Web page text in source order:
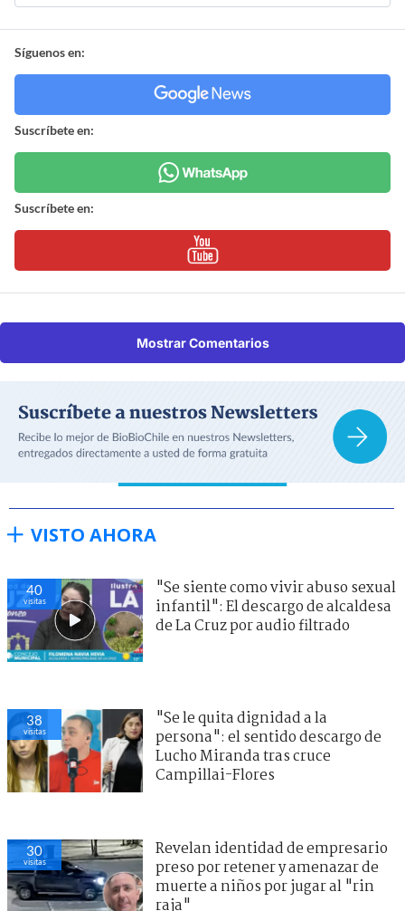
Síguenos en:
Suscríbete en:
Suscríbete en:
Mostrar Comentarios
VISTO AHORA
43
visitas
"Se siente como vivir abuso sexual
infantil": El descargo de alcaldesa
de La Cruz por audio filtrado
41
visitas
"Se le quita dignidad a la
persona": el sentido descargo de
Lucho Miranda tras cruce
Campillai-Flores
27
visitas
Revelan identidad de empresario
preso por retener y amenazar de
muerte a niños por jugar al "rin
raja"